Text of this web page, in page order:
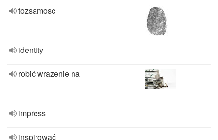
tozsamosc
identity
robić wrazenie na
impress
inspirować